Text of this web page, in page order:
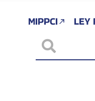
MIPPCI LEY